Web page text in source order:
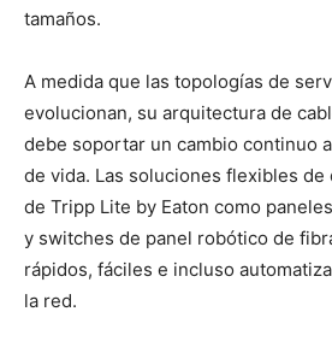
tamaños.
A medida que las topologías de
evolucionan, su arquitectura de
debe soportar un cambio continuo
de vida. Las soluciones flexibles
de Tripp Lite by Eaton como
y switches de panel robótico de
rápidos, fáciles e incluso
la red.